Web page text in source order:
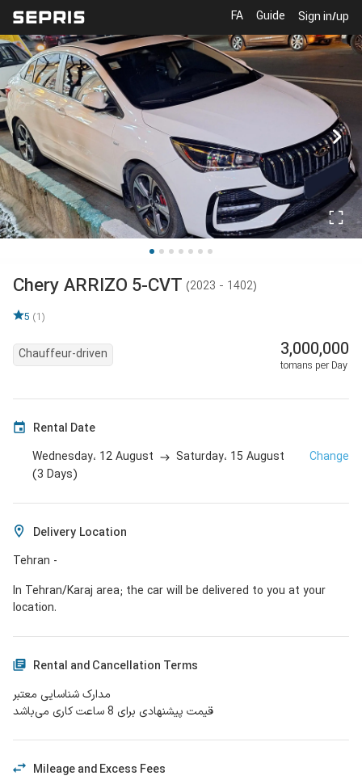
FA Guide Sign in/up
CheryARRIZO 5-CVT (2023 - 1402)
5 (1)
Chauffeur-driven 3,000,000
tomans per Day
Rental Date
Wednesday، 12 August Saturday، 15 August
(3 Days)
Change
Delivery Location
Tehran -
In Tehran/Karaj area; the car will be delivered to you at your
location.
Rental and Cancellation Terms
مدارک شناسایی معتبر
قیمت پیشنهادی برای 8 ساعت کاری می‌باشد
Mileage and Excess Fees